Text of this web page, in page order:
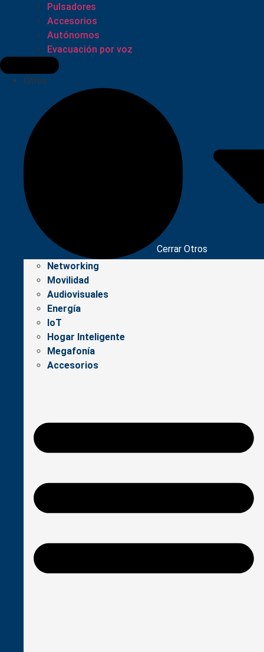
Pulsadores
Accesorios
Autónomos
Evacuación por voz
Otros
Cerrar Otros
Networking
Movilidad
Audiovisuales
Energía
IoT
Hogar Inteligente
Megafonía
Accesorios